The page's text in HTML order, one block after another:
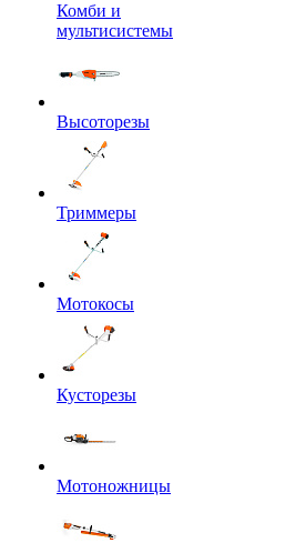
Комби и
мультисистемы
Высоторезы
Триммеры
Мотокосы
Кусторезы
Мотоножницы